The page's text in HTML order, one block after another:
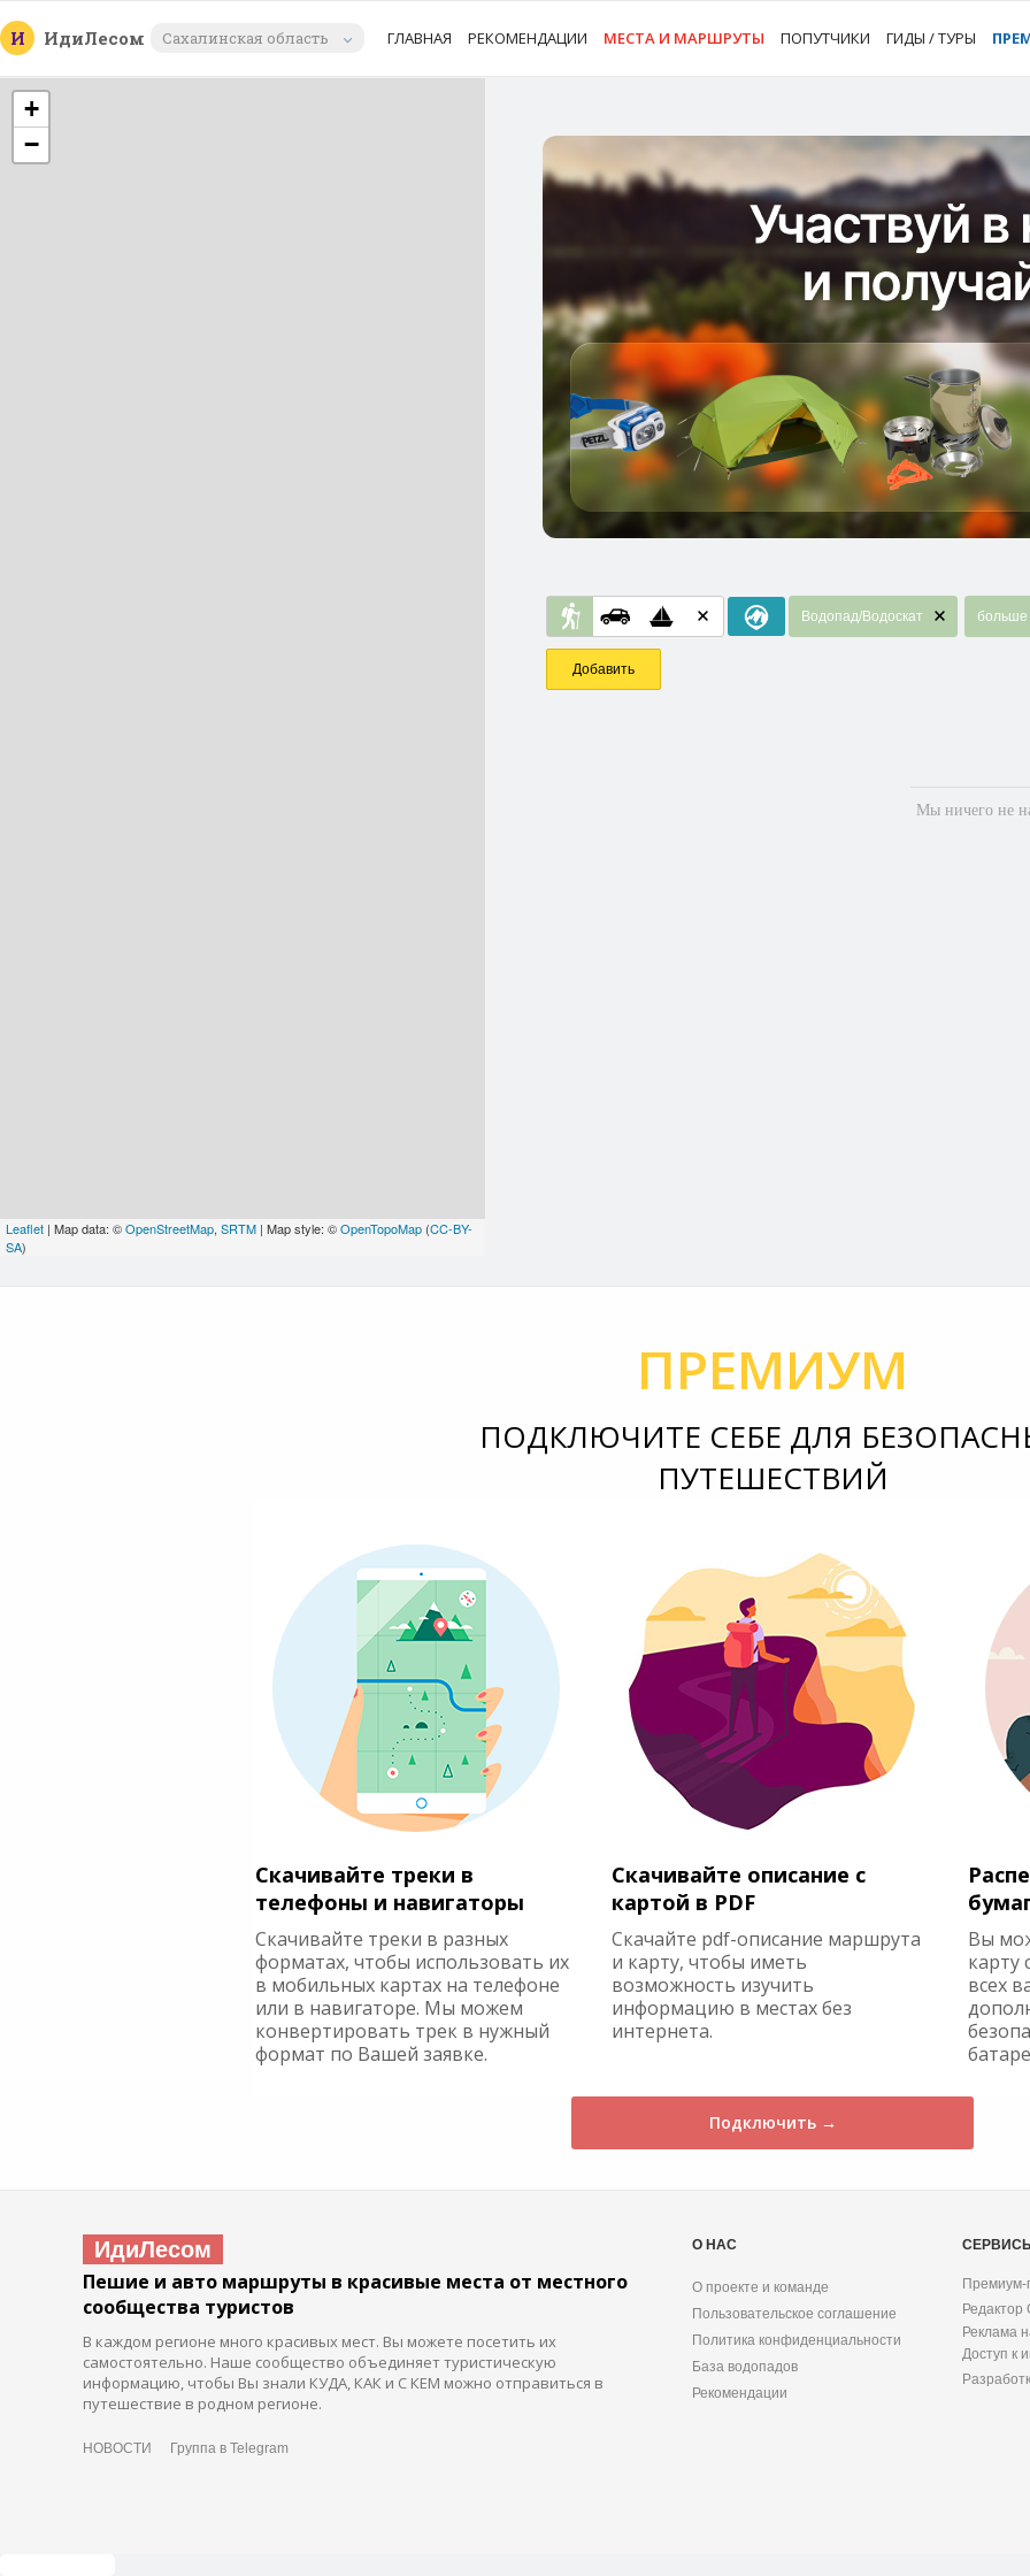
И ИдиЛесом Сахалинская область ГЛАВНАЯ РЕКОМЕНДАЦИИ МЕСТА И МАРШРУТЫ ПОПУТЧИКИ ГИДЫ / ТУРЫ
+
−
Leaflet | Map data: ©OpenStreetMap, SRTM | Map style: ©OpenTopoMap (CC-BY-
SA)
Водопад/Водоскат больше
Добавить
Мы ничего не
ПРЕМИУМ
ПОДКЛЮЧИТЕ СЕБЕ ДЛЯ
ПУТЕШЕСТВИЙ
Скачивайте треки в
телефоны и навигаторы
Скачивайте треки в разных
форматах, чтобы использовать их
в мобильных картах на телефоне
или в навигаторе. Мы можем
конвертировать трек в нужный
формат по Вашей заявке.
Скачивайте описание с
картой в PDF
Скачайте pdf-описание маршрута
и карту, чтобы иметь
возможность изучить
информацию в местах без
интернета.
Вы
карту
всех
Подключить →
ИдиЛесом
Пешие и авто маршруты в красивые места от местного
сообщества туристов
В каждом регионе много красивых мест. Вы можете посетить их
самостоятельно. Наше сообщество объединяет туристическую
информацию, чтобы Вы знали КУДА, КАК и С КЕМ можно отправиться в
путешествие в родном регионе.
НОВОСТИ Группа в Telegram
О НАС
О проекте и команде
Пользовательское соглашение
Политика конфиденциальности
База водопадов
Рекомендации
Премиум-
Редактор
Реклама
Доступ к